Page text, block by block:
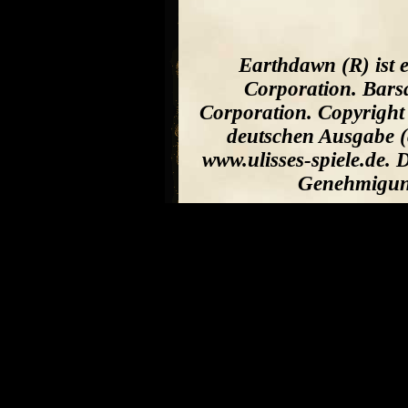
Earthdawn (R) ist
Corporation.
Corporation.
deutschen Ausgabe
www.ulisses-spiele.de.